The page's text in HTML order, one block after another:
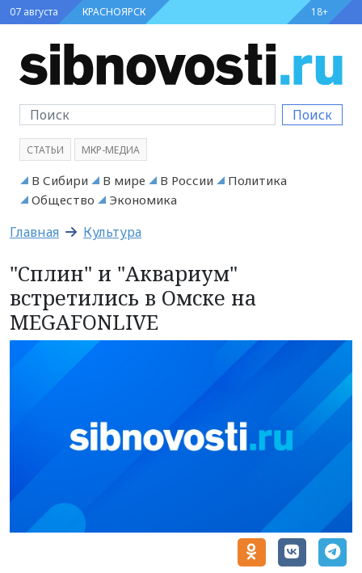
07 августа КРАСНОЯРСК 18+
Поиск
СТАТЬИ МКР-МЕДИА
В Сибири В мире В России
Политика
Общество
Экономика
Главная Культура
"Сплин" и "Аквариум"
встретились в Омске на
MEGAFONLIVE